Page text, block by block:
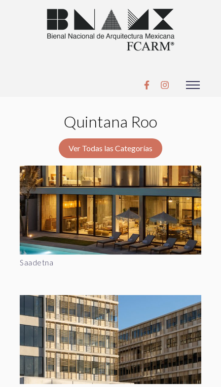
Quintana Roo
Ver Todas las Categorías
Saadetna